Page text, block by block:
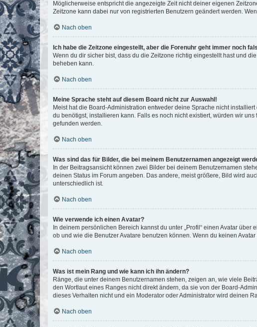
Möglicherweise entspricht die angezeigte Zeit nicht deiner eigenen
Zeitzone kann dabei nur von registrierten Benutzern geändert werden.
Nach oben
Ich habe die Zeitzone eingestellt, aber die Forenuhr geht immer noch
Wenn du dir sicher bist, dass du die Zeitzone richtig eingestellt hast und
beheben kann.
Nach oben
Meine Sprache steht auf diesem Board nicht zur Auswahl!
Meist hat die Board-Administration entweder deine Sprache nicht
du benötigst, installieren kann. Falls es noch nicht existiert, würden wir
gefunden werden.
Nach oben
Was sind das für Bilder, die bei meinem Benutzernamen angezeigt
In der Beitragsansicht können zwei Bilder bei deinem Benutzernamen
deinen Status im Forum angeben. Das andere, meist größere, Bild wird
unterschiedlich ist.
Nach oben
Wie verwende ich einen Avatar?
In deinem persönlichen Bereich kannst du unter „Profil“ einen Avatar
ob und wie die Benutzer Avatare benutzen können. Wenn du keinen
Nach oben
Was ist mein Rang und wie kann ich ihn ändern?
Ränge, die unter deinem Benutzernamen stehen, zeigen an, wie viele
den Wortlaut eines Ranges nicht direkt ändern, da sie von der Board-
dieses Verhalten nicht und ein Moderator oder Administrator wird deinen
Nach oben